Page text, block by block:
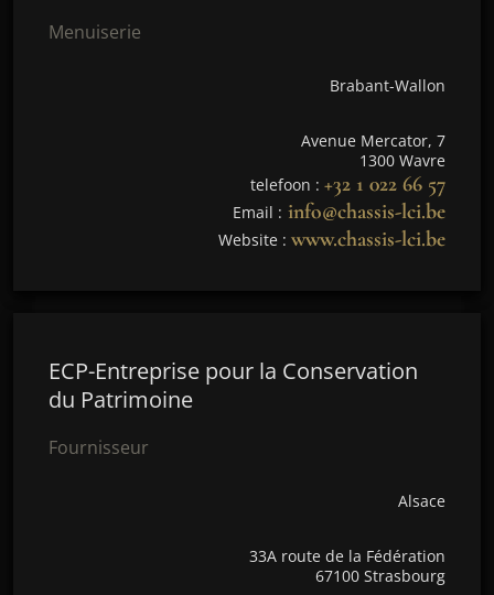
Menuiserie
Brabant-Wallon
Avenue Mercator, 7
1300 Wavre
telefoon : +32 1 022 66 57
Email : info@chassis-lci.be
Website : www.chassis-lci.be
ECP-Entreprise pour la Conservation
du Patrimoine
Fournisseur
Alsace
33A route de la Fédération
67100 Strasbourg